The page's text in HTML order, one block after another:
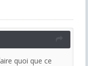
quoi que ce